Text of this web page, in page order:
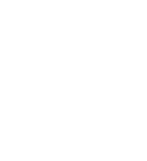
El Museo de Arte de
enero la muestra
esculturas de la
vicepresidente y
Ayuntamiento de
junto al alcalde de
presencia de la
labor de copista del